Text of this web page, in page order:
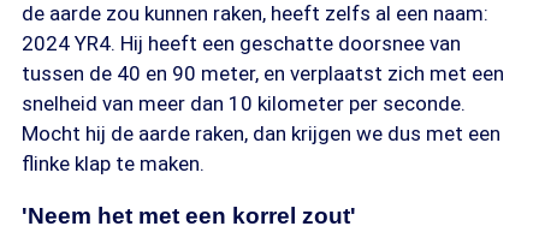
de aarde zou kunnen raken, heeft zelfs al een naam:
2024 YR4. Hij heeft een geschatte doorsnee van
tussen de 40 en 90 meter, en verplaatst zich met een
snelheid van meer dan 10 kilometer per seconde.
Mocht hij de aarde raken, dan krijgen we dus met een
flinke klap te maken.
'Neem het met een korrel zout'